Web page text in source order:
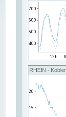
RHEIN -